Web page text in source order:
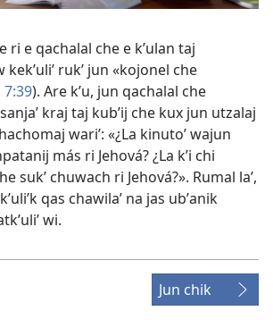
ri e qachalal che e kʼulan taj
rukʼ jun «kojonel che
7:39). Are kʼu, jun qachalal che
kraj taj kubʼij che kux jun utzalaj
wariʼ: «¿La kinutoʼ wajun
más ri Jehová? ¿La kʼi chi
sukʼ chuwach ri Jehová?». Rumal laʼ,
qas chawilaʼ na jas ubʼanik
wi.
Jun chik